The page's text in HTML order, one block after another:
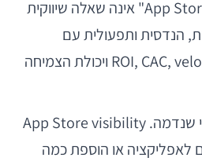
לאפליקציה להופיע ב-App Store" אינה שאלה שיווקית
הנדסית ותפעולית עם
השלכות ישירות על ROI, CAC, velocity ויכולת הצמיחה
האתגר מורכב יותר מכפי שנדמה. App Store visibility
לאפליקציה או הוספת כמה